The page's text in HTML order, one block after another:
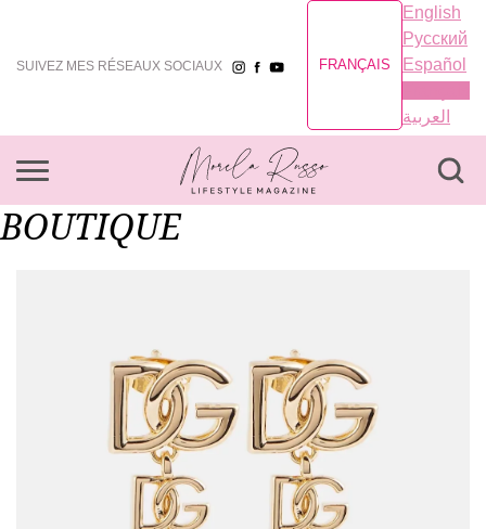
SUIVEZ MES RÉSEAUX SOCIAUX FRANÇAIS
English
Русский
Español
العربية
BOUTIQUE